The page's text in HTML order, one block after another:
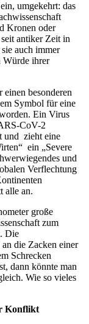
umgekehrt: das
Kronen oder
antiker Zeit in
auch immer
Würde ihrer
besonderen
Symbol für eine
Ein Virus
CoV-2
und zieht eine
ein „Severe
und
Verflechtung
alle an.
große
zum
Die
die Zacken einer
Schrecken
dann könnte man
Wie so vieles
Konflikt